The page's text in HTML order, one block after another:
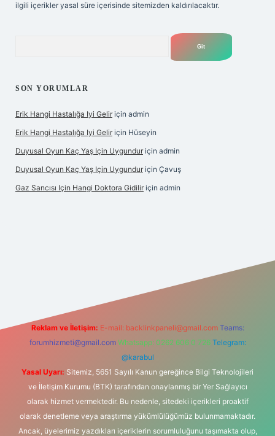
ilgili içerikler yasal süre içerisinde sitemizden kaldırılacaktır.
SON YORUMLAR
Erik Hangi Hastalığa Iyi Gelir için admin
Erik Hangi Hastalığa Iyi Gelir için Hüseyin
Duyusal Oyun Kaç Yaş Için Uygundur için admin
Duyusal Oyun Kaç Yaş Için Uygundur için Çavuş
Gaz Sancısı Için Hangi Doktora Gidilir için admin
Reklam ve İletişim: E-mail: backlinkpaneli@gmail.com Teams:
forumhizmeti@gmail.com Whatsapp: 0262 606 0 726 Telegram:
@karabul
Yasal Uyarı: Sitemiz, 5651 Sayılı Kanun gereğince Bilgi Teknolojileri
ve İletişim Kurumu (BTK) tarafından onaylanmış bir Yer Sağlayıcı
olarak hizmet vermektedir. Bu nedenle, sitedeki içerikleri proaktif
olarak denetleme veya araştırma yükümlülüğümüz bulunmamaktadır.
Ancak, üyelerimiz yazdıkları içeriklerin sorumluluğunu taşımakta olup,